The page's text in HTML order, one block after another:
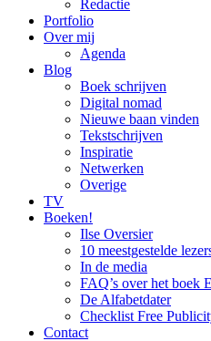
Redactie
Portfolio
Over mij
Agenda
Blog
Boek schrijven
Digital nomad
Nieuwe baan vinden
Tekstschrijven
Inspiratie
Netwerken
Overige
TV
Boeken!
Ilse Oversier
10 meestgestelde
In de media
FAQ’s over het boek
De Alfabetdater
Checklist Free
Contact